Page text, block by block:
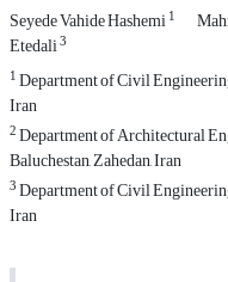
Seyede Vahide Hashemi1
Etedali3
1Department of Civil
Iran
2Department of Architectural
Baluchestan, Zahedan, Iran
3Department of Civil
Iran